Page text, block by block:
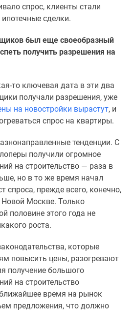
спрос, клиенты стали
сделки.
был еще своеобразный
получить разрешения на
то ключевая дата в эти два
получали разрешения, уже
на новостройки вырастут, и
спрос на квартиры.
тенденции. С
получили огромное
на строительство — раза в
но в то же время начал
спроса, прежде всего, конечно,
Москве. Только
половине этого года не
роста.
которые
повысить цены, разогревают
получение большого
на строительство
время на рынок
предложения, что должно